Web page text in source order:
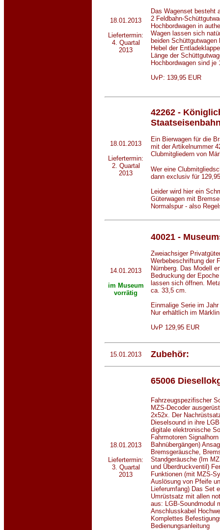
18.01.2013
Liefertermin:
4. Quartal
2013
Das Wagenset besteht
2 Feldbahn-
Hochbordwagen in
Wagen lassen sich
beiden
Hebel der
Länge der
Hochbordwagen sind je
UvP: 139,95 EUR
18.01.2013
Liefertermin:
2. Quartal
2013
42262 -
Ein Bierwagen für die
mit der Artikelnummer
Clubmitgliedern von
Wer eine
dann exclusiv für
Leider wird hier ein
Güterwagen mit
Normalspur - also
14.01.2013
im Museum
vorrätig
40021 -
Zweiachsiger
Werbebeschriftung der
Nürnberg. Das Modell
Bedruckung der
lassen sich öffnen.
ca. 33,5 cm.
Einmalige Serie im Jahr
Nur erhältlich im
UvP 129,95 EUR
15.01.2013 Zubehör:
18.01.2013
Liefertermin:
3. Quartal
2013
65006
Fahrzeugspezifischer
MZS-Decoder
2x52x. Der
Dieselsound in ihre
digitale elektronische
Fahrmotoren
Bahnübergängen)
Bremsgeräusche,
Standgeräusche (Im
und Überdruckventil)
Funktionen (mit MZS-
Auslösung von Pfeife
Lieferumfang) Das Set
Umrüstsatz mit allen
aus: LGB-Soundmodul
Anschlusskabel
Komplettes
Bedienungsanleitung